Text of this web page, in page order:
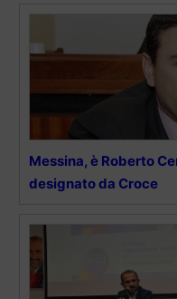
Messina, è Roberto
designato da Croce